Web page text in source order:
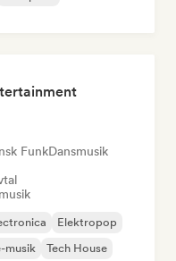
FunkDansmusik
Elektropop
musik Tech House